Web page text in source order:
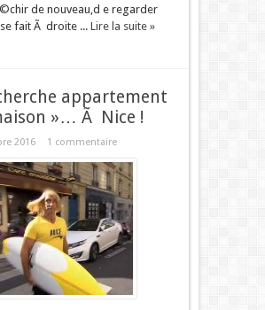
de nouveau,d e regarder
se fait Ã droite ... Lire la suite »
appartement
»… Ã Nice !
2016 1 commentaire